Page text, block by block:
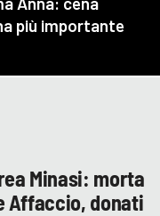
Minasi: morta
Affaccio, donati